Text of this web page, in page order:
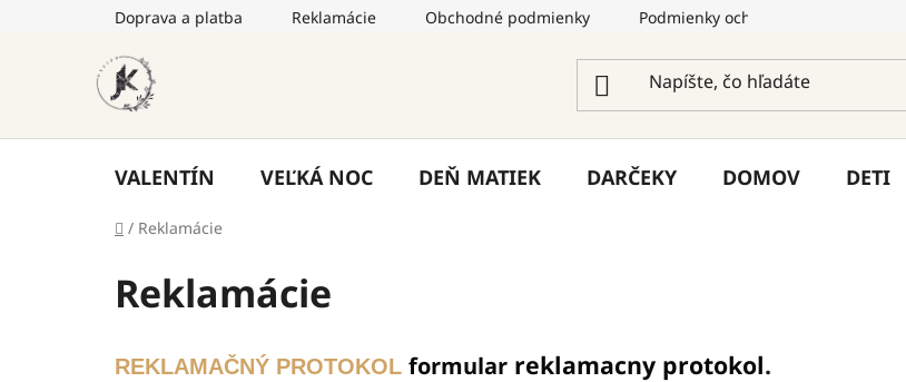
Doprava a platba Reklamácie Obchodné podmienky Podmienky ochrany osobných údajov
VALENTÍN VEĽKÁ NOC DEŇ MATIEK DARČEKY DOMOV DETI
Domov
/ Reklamácie
Reklamácie
REKLAMAČNÝ PROTOKOL formular reklamacny protokol.